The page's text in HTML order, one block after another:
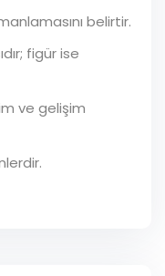
belirtir.
figür ise
ve gelişim